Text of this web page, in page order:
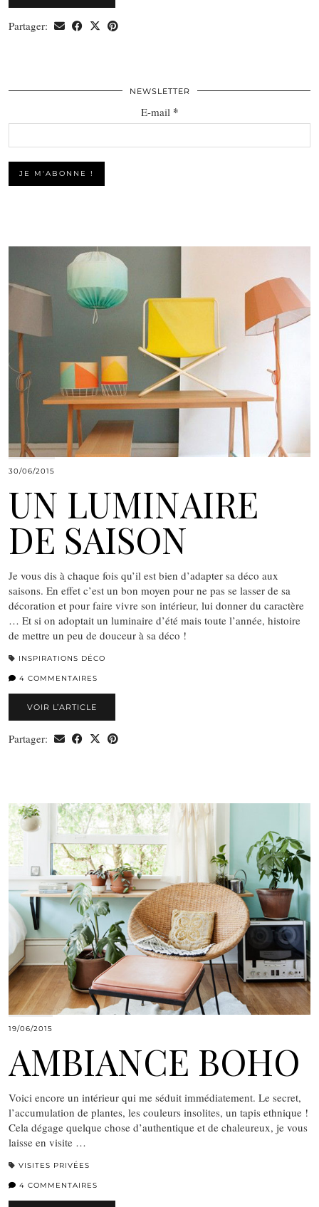
Partager:
NEWSLETTER
E-mail *
30/06/2015
UN LUMINAIRE
DE SAISON
Je vous dis à chaque fois qu’il est bien d’adapter sa déco aux
saisons. En effet c’est un bon moyen pour ne pas se lasser de sa
décoration et pour faire vivre son intérieur, lui donner du caractère
… Et si on adoptait un luminaire d’été mais toute l’année, histoire
de mettre un peu de douceur à sa déco !
INSPIRATIONS DÉCO
4 COMMENTAIRES
VOIR L’ARTICLE
Partager:
19/06/2015
AMBIANCE BOHO
Voici encore un intérieur qui me séduit immédiatement. Le secret,
l’accumulation de plantes, les couleurs insolites, un tapis ethnique !
Cela dégage quelque chose d’authentique et de chaleureux, je vous
laisse en visite …
VISITES PRIVÉES
4 COMMENTAIRES